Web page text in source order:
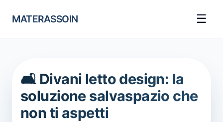
MATERASSOIN ☰
🛋️ Divani letto design: la
soluzione salvaspazio che
non ti aspetti